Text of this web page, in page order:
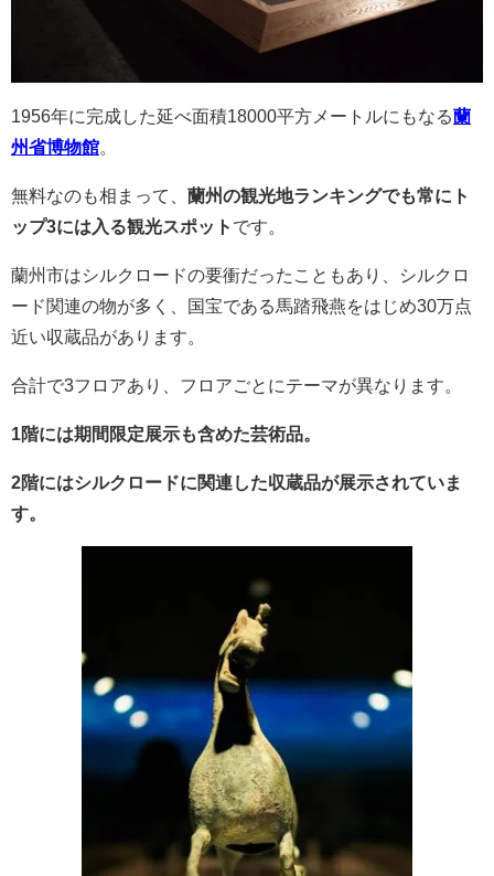
1956年に完成した延べ面積18000平方メートルにもなる蘭
州省博物館。
無料なのも相まって、 蘭州の観光地ランキングでも常にト
ップ3には入る観光スポット です。
蘭州市はシルクロードの要衝だったこともあり、シルクロ
ード関連の物が多く、国宝である馬踏飛燕をはじめ30万点
近い収蔵品があります。
合計で3フロアあり、フロアごとにテーマが異なります。
1階には期間限定展示も含めた芸術品。
2階にはシルクロードに関連した収蔵品が展示されていま
す。